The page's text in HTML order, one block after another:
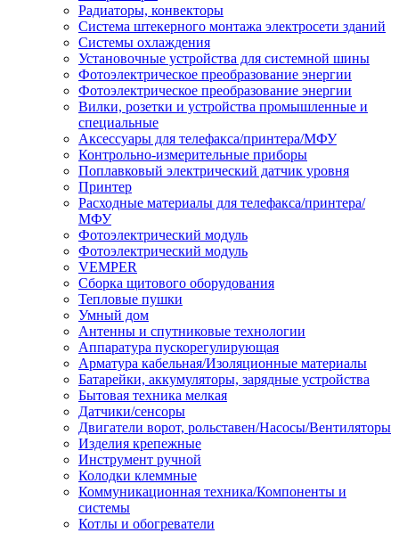
Радиаторы, конвекторы
Система штекерного монтажа электросети зданий
Системы охлаждения
Установочные устройства для системной шины
Фотоэлектрическое преобразование энергии
Фотоэлектрическое преобразование энергии
Вилки, розетки и устройства промышленные и
специальные
Аксессуары для телефакса/принтера/МФУ
Контрольно-измерительные приборы
Поплавковый электрический датчик уровня
Принтер
Расходные материалы для телефакса/принтера/
МФУ
Фотоэлектрический модуль
Фотоэлектрический модуль
VEMPER
Сборка щитового оборудования
Тепловые пушки
Умный дом
Антенны и спутниковые технологии
Аппаратура пускорегулирующая
Арматура кабельная/Изоляционные материалы
Батарейки, аккумуляторы, зарядные устройства
Бытовая техника мелкая
Датчики/сенсоры
Двигатели ворот, рольставен/Насосы/Вентиляторы
Изделия крепежные
Инструмент ручной
Колодки клеммные
Коммуникационная техника/Компоненты и
системы
Котлы и обогреватели